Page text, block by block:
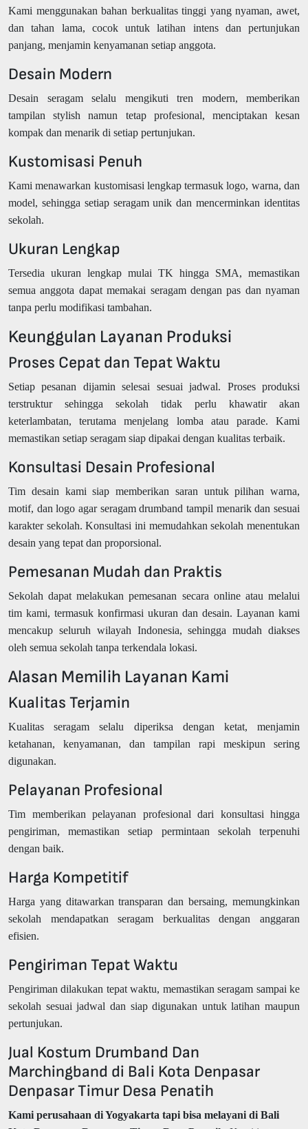
Kami menggunakan bahan berkualitas tinggi yang nyaman, awet,
dan tahan lama, cocok untuk latihan intens dan pertunjukan
panjang, menjamin kenyamanan setiap anggota.
Desain Modern
Desain seragam selalu mengikuti tren modern, memberikan
tampilan stylish namun tetap profesional, menciptakan kesan
kompak dan menarik di setiap pertunjukan.
Kustomisasi Penuh
Kami menawarkan kustomisasi lengkap termasuk logo, warna, dan
model, sehingga setiap seragam unik dan mencerminkan identitas
sekolah.
Ukuran Lengkap
Tersedia ukuran lengkap mulai TK hingga SMA, memastikan
semua anggota dapat memakai seragam dengan pas dan nyaman
tanpa perlu modifikasi tambahan.
Keunggulan Layanan Produksi
Proses Cepat dan Tepat Waktu
Setiap pesanan dijamin selesai sesuai jadwal. Proses produksi
terstruktur sehingga sekolah tidak perlu khawatir akan
keterlambatan, terutama menjelang lomba atau parade. Kami
memastikan setiap seragam siap dipakai dengan kualitas terbaik.
Konsultasi Desain Profesional
Tim desain kami siap memberikan saran untuk pilihan warna,
motif, dan logo agar seragam drumband tampil menarik dan sesuai
karakter sekolah. Konsultasi ini memudahkan sekolah menentukan
desain yang tepat dan proporsional.
Pemesanan Mudah dan Praktis
Sekolah dapat melakukan pemesanan secara online atau melalui
tim kami, termasuk konfirmasi ukuran dan desain. Layanan kami
mencakup seluruh wilayah Indonesia, sehingga mudah diakses
oleh semua sekolah tanpa terkendala lokasi.
Alasan Memilih Layanan Kami
Kualitas Terjamin
Kualitas seragam selalu diperiksa dengan ketat, menjamin
ketahanan, kenyamanan, dan tampilan rapi meskipun sering
digunakan.
Pelayanan Profesional
Tim memberikan pelayanan profesional dari konsultasi hingga
pengiriman, memastikan setiap permintaan sekolah terpenuhi
dengan baik.
Harga Kompetitif
Harga yang ditawarkan transparan dan bersaing, memungkinkan
sekolah mendapatkan seragam berkualitas dengan anggaran
efisien.
Pengiriman Tepat Waktu
Pengiriman dilakukan tepat waktu, memastikan seragam sampai ke
sekolah sesuai jadwal dan siap digunakan untuk latihan maupun
pertunjukan.
Jual Kostum Drumband Dan
Marchingband di Bali Kota Denpasar
Denpasar Timur Desa Penatih
Kami perusahaan di Yogyakarta tapi bisa melayani di Bali